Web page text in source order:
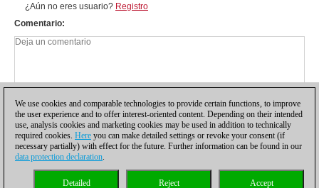
¿Aún no eres usuario? Registro
Comentario
Política de privacidad |Para contactar Cookies Management
We use cookies and comparable technologies to provide certain functions, to improve
the user experience and to offer interest-oriented content. Depending on their intended
use, analysis cookies and marketing cookies may be used in addition to technically
required cookies. Here you can make detailed settings or revoke your consent (if
necessary partially) with effect for the future. Further information can be found in our
data protection declaration.
Accept
Reject
Detailed